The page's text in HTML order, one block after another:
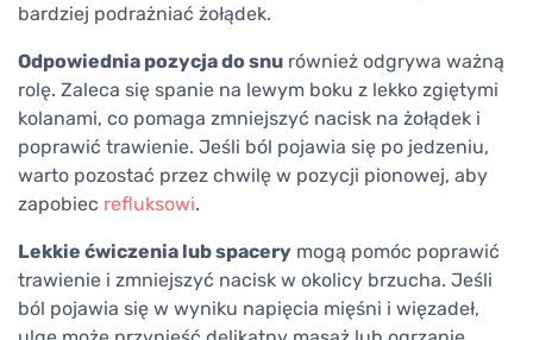
bardziej podrażniać żołądek.
Odpowiednia pozycja do snu również odgrywa ważną
rolę. Zaleca się spanie na lewym boku z lekko zgiętymi
kolanami, co pomaga zmniejszyć nacisk na żołądek i
poprawić trawienie. Jeśli ból pojawia się po jedzeniu,
warto pozostać przez chwilę w pozycji pionowej, aby
zapobiec refluksowi.
Lekkie ćwiczenia lub spacery mogą pomóc poprawić
trawienie i zmniejszyć nacisk w okolicy brzucha. Jeśli
ból pojawia się w wyniku napięcia mięśni i więzadeł,